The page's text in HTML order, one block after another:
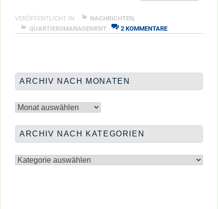
VERÖFFENTLICHT IN NACHRICHTEN,
QUARTIERSMANAGEMENT
2 KOMMENTAREZU
ZUM
ARCHIV NACH MONATEN
nach
ARCHIV NACH KATEGORIEN
nach